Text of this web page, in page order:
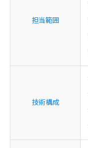
担当範囲
技術構成